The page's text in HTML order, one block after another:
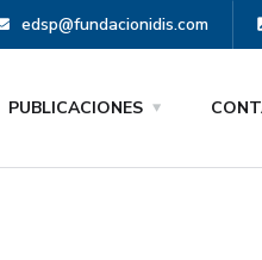
edsp@fundacionidis.com
PUBLICACIONES